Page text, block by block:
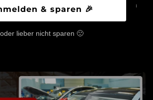
& sparen 🎉
oder lieber nicht sparen 🙁
sind wir die Experten für dein
über Reifen bis zum Tuning
wir dich dabei,
werden zu lassen!